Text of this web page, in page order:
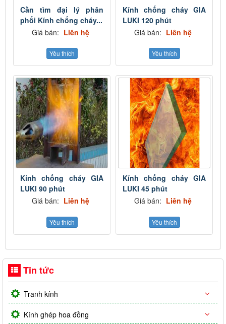
Cần tìm đại lý phân
phối Kính chống cháy...
Giá bán: Liên hệ
Yêu thích
Kính chống cháy GIA
LUKI 120 phút
Giá bán: Liên hệ
Yêu thích
Kính chống cháy GIA
LUKI 90 phút
Giá bán: Liên hệ
Yêu thích
Kính chống cháy GIA
LUKI 45 phút
Giá bán: Liên hệ
Yêu thích
Tin tức
Tranh kính
Kính ghép hoa đồng